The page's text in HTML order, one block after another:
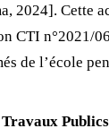
2024]. Cette
CTI n°2021/
de l’école